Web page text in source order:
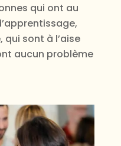
qui ont au
sont à l’aise
aucun problème